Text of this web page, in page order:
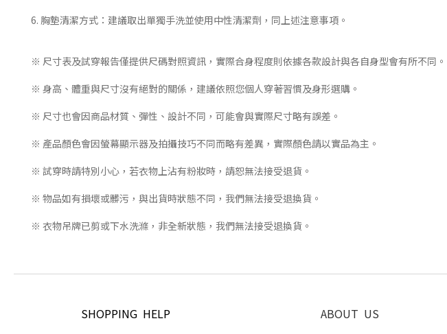
6. 胸墊清潔方式：建議取出單獨手洗並使用中性清潔劑，同上述注意事項。
※ 尺寸表及試穿報告僅提供尺碼對照資訊，實際合身程度則依據各款設計與各自身型會有所不同。
※ 身高、體重與尺寸沒有絕對的關係，建議依照您個人穿著習慣及身形選購。
※ 尺寸也會因商品材質、彈性、設計不同，可能會與實際尺寸略有誤差。
※ 產品顏色會因螢幕顯示器及拍攝技巧不同而略有差異，實際顏色請以實品為主。
※ 試穿時請特別小心，若衣物上沾有粉妝時，請恕無法接受退貨。
※ 物品如有損壞或髒污，與出貨時狀態不同，我們無法接受退換貨。
※ 衣物吊牌已剪或下水洗滌，非全新狀態，我們無法接受退換貨。
SHOPPING HELP ABOUT US